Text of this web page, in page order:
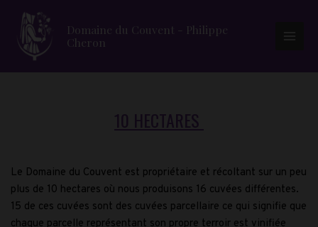
Domaine du Couvent - Philippe
Cheron
Menu
10 HECTARES
Le Domaine du Couvent est propriétaire et récoltant sur un peu
plus de 10 hectares où nous produisons 16 cuvées différentes.
15 de ces cuvées sont des cuvées parcellaire ce qui signifie que
chaque parcelle représentant son propre terroir est vinifiée